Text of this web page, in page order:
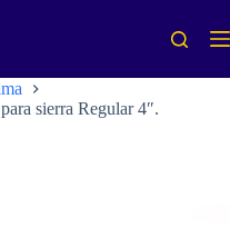
sierra Regular 4″.